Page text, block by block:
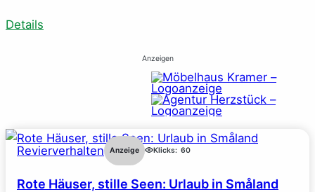
Details
Anzeigen
Revierverhalten Anzeige Klicks: 60
Rote Häuser, stille Seen: Urlaub in Småland